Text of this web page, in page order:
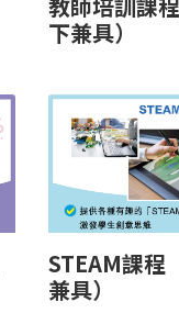
教師培訓課
下兼具）
STEAM課程
兼具）